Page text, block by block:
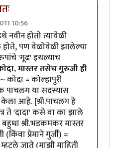
10:56
नवीन होतो त्यावेळी
होते, पण वेळोवेळी झालेल्या
'गूढ' इथल्याच
मास्तर तसेच गुरुजी ही
~ कोदा = कोल्हापुरी
पाचलग या सदस्यास
केला आहे. [श्री.पाचलग हे
ते 'दादा' कसे वा का झाले
बहुधा श्री.भडकमकर मास्तर
प्रेमाने गुर्जी) =